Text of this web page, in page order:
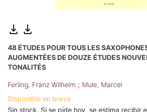
48 ÉTUDES POUR TOUS LES
AUGMENTÉES DE DOUZE ÉTUDES
TONALITÉS
Ferling, Franz Wilhelm ; Mule, Marcel
Disponible en breve
Sin stock. Si se pide hoy, se estima recibir